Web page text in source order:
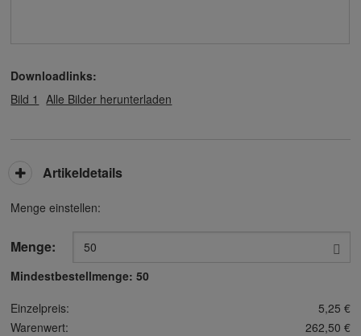
Downloadlinks:
Bild 1
Alle Bilder herunterladen
Menge einstellen:
Menge:
Mindestbestellmenge:50
Einzelpreis:
5,25 €
Warenwert:
262,50 €
Artikeldetails